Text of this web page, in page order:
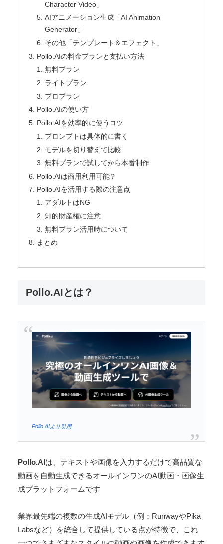
Character Video」
AIアニメーション生成「AI Animation
Generator」
その他「テンプレート＆エフェクト」
Pollo.AIの料金プランと支払い方法
無料プラン
ライトプラン
プロプラン
Pollo.AIの使い方
Pollo.AIを効率的に使うコツ
プロンプトは具体的に書く
モデルを切り替えて比較
無料プランで試してから本番制作
Pollo.AIは商用利用可能？
Pollo.AIを活用する際の注意点
アダルトはNG
知的財産権に注意
無料プラン活用時について
まとめ
Pollo.AIとは？
Pollo AIより引用
Pollo.AIは、テキストや画像を入力するだけで高品質な
動画を自動生成できるオールインワンのAI動画・画像生
成プラットフォームです​
業界最先端の複数の生成AIモデル（例：RunwayやPika
Labsなど）を統合して提供している点が特徴で、これ